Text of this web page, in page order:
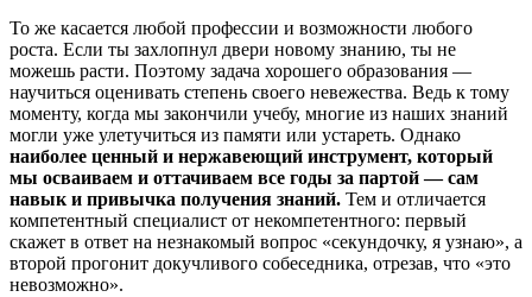
То же касается любой профессии и возможности любого
роста. Если ты захлопнул двери новому знанию, ты не
можешь расти. Поэтому задача хорошего образования —
научиться оценивать степень своего невежества. Ведь к тому
моменту, когда мы закончили учебу, многие из наших знаний
могли уже улетучиться из памяти или устареть. Однако
наиболее ценный и нержавеющий инструмент, который
мы осваиваем и оттачиваем все годы за партой — сам
навык и привычка получения знаний. Тем и отличается
компетентный специалист от некомпетентного: первый
скажет в ответ на незнакомый вопрос «секундочку, я узнаю», а
второй прогонит докучливого собеседника, отрезав, что «это
невозможно».